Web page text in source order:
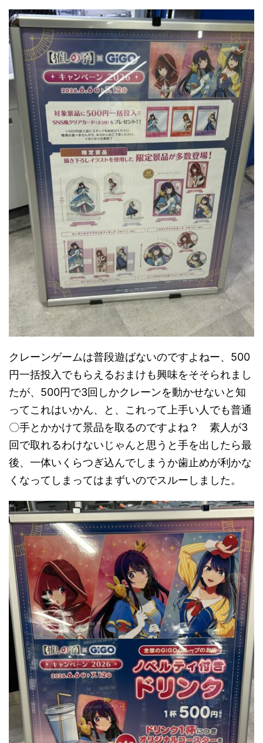
クレーンゲームは普段遊ばないのですよねー、500
円一括投入でもらえるおまけも興味をそそられまし
たが、500円で3回しかクレーンを動かせないと知
ってこれはいかん、と、これって上手い人でも普通
〇手とかかけて景品を取るのですよね？ 素人が3
回で取れるわけないじゃんと思うと手を出したら最
後、一体いくらつぎ込んでしまうか歯止めが利かな
くなってしまってはまずいのでスルーしました。